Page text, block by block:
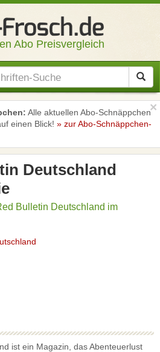
Abo Preisvergleich
Alle aktuellen Abo-Schnäppchen
einen Blick! » zur Abo-Schnäppchen-
×
Deutschland
Bulletin Deutschland im
ist ein Magazin, das Abenteuerlust